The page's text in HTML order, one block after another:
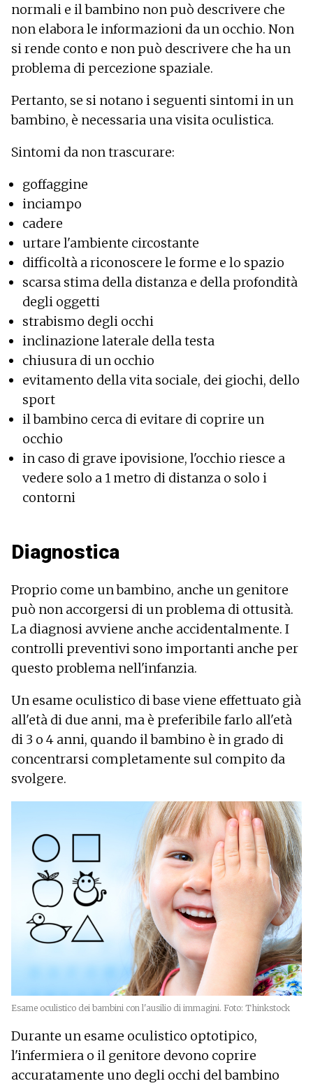
normali e il bambino non può descrivere che
non elabora le informazioni da un occhio. Non
si rende conto e non può descrivere che ha un
problema di percezione spaziale.
Pertanto, se si notano i seguenti sintomi in un
bambino, è necessaria una visita oculistica.
Sintomi da non trascurare:
goffaggine
inciampo
cadere
urtare l'ambiente circostante
difficoltà a riconoscere le forme e lo spazio
scarsa stima della distanza e della profondità
degli oggetti
strabismo degli occhi
inclinazione laterale della testa
chiusura di un occhio
evitamento della vita sociale, dei giochi, dello
sport
il bambino cerca di evitare di coprire un
occhio
in caso di grave ipovisione, l'occhio riesce a
vedere solo a 1 metro di distanza o solo i
contorni
Diagnostica
Proprio come un bambino, anche un genitore
può non accorgersi di un problema di ottusità.
La diagnosi avviene anche accidentalmente. I
controlli preventivi sono importanti anche per
questo problema nell'infanzia.
Un esame oculistico di base viene effettuato già
all'età di due anni, ma è preferibile farlo all'età
di 3 o 4 anni, quando il bambino è in grado di
concentrarsi completamente sul compito da
svolgere.
Esame oculistico dei bambini con l'ausilio di immagini. Foto: Thinkstock
Durante un esame oculistico optotipico,
l'infermiera o il genitore devono coprire
accuratamente uno degli occhi del bambino